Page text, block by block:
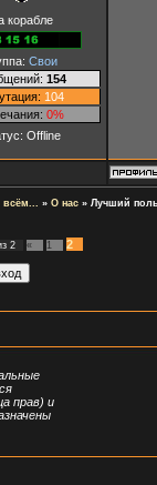
корабле
Свои
154
104
0%
Offline
» О нас » Лучший
2 « 1 2
прав) и